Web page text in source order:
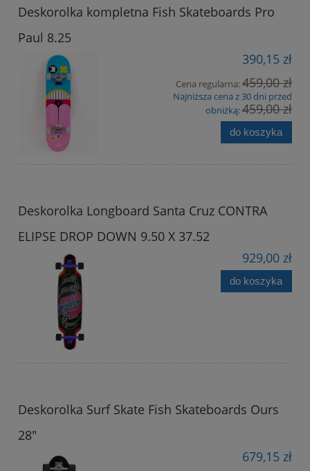
Deskorolka kompletna Fish Skateboards Pro
Paul 8.25
390,15 zł
Cena regularna:459,00 zł
Najniższa cena z 30 dni przed
obniżką:459,00 zł
do koszyka
Deskorolka Longboard Santa Cruz CONTRA
ELIPSE DROP DOWN 9.50 X 37.52
929,00 zł
do koszyka
Deskorolka Surf Skate Fish Skateboards Ours
28"
679,15 zł